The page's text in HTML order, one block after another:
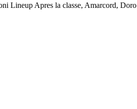
Lineup Apres la classe, Amarcord,